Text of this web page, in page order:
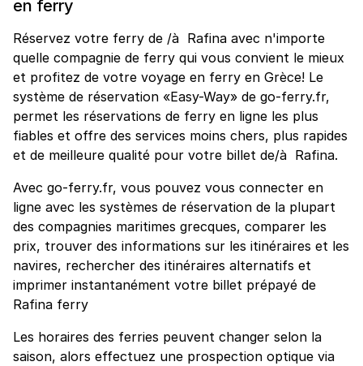
en ferry
Réservez votre ferry de /à Rafina avec n'importe
quelle compagnie de ferry qui vous convient le mieux
et profitez de votre voyage en ferry en Grèce! Le
système de réservation «Easy-Way» de go-ferry.fr,
permet les réservations de ferry en ligne les plus
fiables et offre des services moins chers, plus rapides
et de meilleure qualité pour votre billet de/à Rafina.
Avec go-ferry.fr, vous pouvez vous connecter en
ligne avec les systèmes de réservation de la plupart
des compagnies maritimes grecques, comparer les
prix, trouver des informations sur les itinéraires et les
navires, rechercher des itinéraires alternatifs et
imprimer instantanément votre billet prépayé de
Rafina ferry
Les horaires des ferries peuvent changer selon la
saison, alors effectuez une prospection optique via